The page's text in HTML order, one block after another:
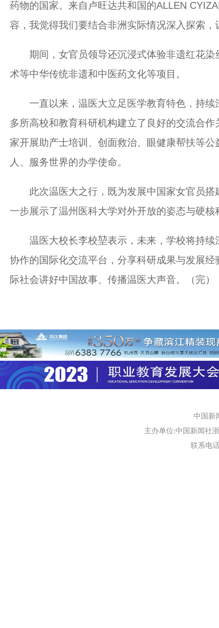
药物的国家。来自卢旺达共和国的ALLEN
容，我觉得我们要结合非洲实际情况深入探索
期间，女官员领导还沉浸式体验非遗红花染
术等中华传统非遗和中医药文化等项目。
一直以来，温医大立足医学教育特色，持续
多所高校和教育科研机构建立了良好的交流合
家开展助产士培训、创面救治、眼健康帮扶等
人、服务世界的办学使命。
此次温医大之行，既为发展中国家女官员搭
一步展示了温州医科大学对外开放的姿态与硬核
温医大校长李校堃表示，未来，学校将持续
协作的国际化交流平台，分享科研成果与发展
际社会讲好中国故事、传播温医大声音。（完）
中国新
主办单位:中国新闻社
联系电